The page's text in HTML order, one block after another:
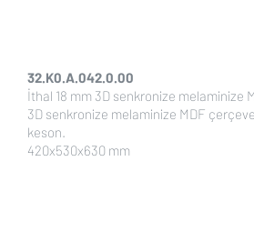
32.K0.A.042.0.00
İthal 18 mm 3D senkronize melaminize
3D senkronize melaminize MDF
keson.
420x530x630 mm